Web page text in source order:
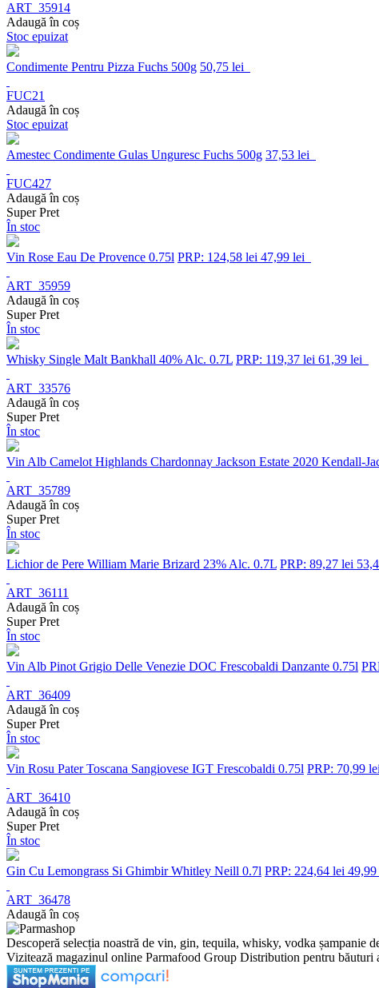
ART_35914
Adaugă în coș
Stoc epuizat
Condimente Pentru Pizza Fuchs 500g 50,75 lei
FUC21
Adaugă în coș
Stoc epuizat
Amestec Condimente Gulas Unguresc Fuchs 500g 37,53 lei
FUC427
Adaugă în coș
Super Pret
În stoc
Vin Rose Eau De Provence 0.75l PRP: 124,58 lei 47,99 lei
ART_35959
Adaugă în coș
Super Pret
În stoc
Whisky Single Malt Bankhall 40% Alc. 0.7L PRP: 119,37 lei 61,39 lei
ART_33576
Adaugă în coș
Super Pret
În stoc
Vin Alb Camelot Highlands Chardonnay Jackson Estate 2020 Kendall-
ART_35789
Adaugă în coș
Super Pret
În stoc
Lichior de Pere William Marie Brizard 23% Alc. 0.7L PRP: 89,27 lei
ART_36111
Adaugă în coș
Super Pret
În stoc
Vin Alb Pinot Grigio Delle Venezie DOC Frescobaldi Danzante 0.75l
ART_36409
Adaugă în coș
Super Pret
În stoc
Vin Rosu Pater Toscana Sangiovese IGT Frescobaldi 0.75l PRP: 70,99 lei
ART_36410
Adaugă în coș
Super Pret
În stoc
Gin Cu Lemongrass Si Ghimbir Whitley Neill 0.7l PRP: 224,64 lei 49,99
ART_36478
Adaugă în coș
Descoperă selecția noastră de vin, gin, tequila, whisky, vodka
Vizitează magazinul online Parmafood Group Distribution pentru băuturi